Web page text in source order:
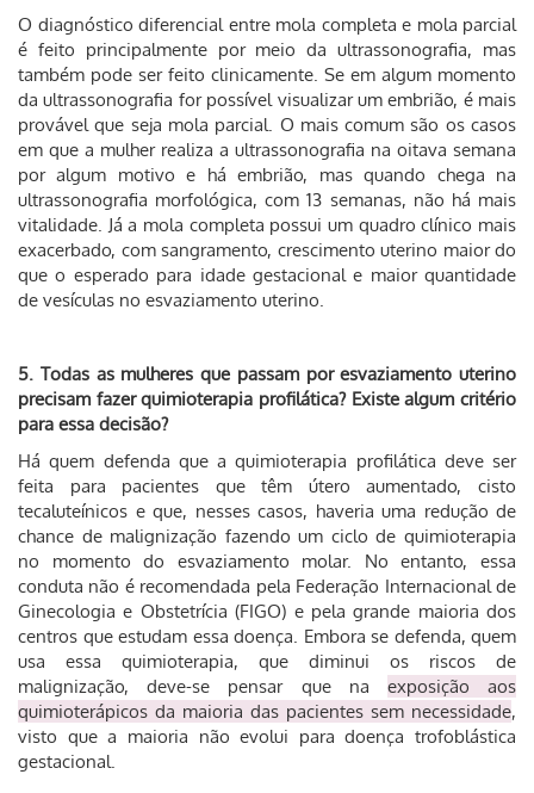
O diagnóstico diferencial entre mola completa e mola parcial
é feito principalmente por meio da ultrassonografia, mas
também pode ser feito clinicamente. Se em algum momento
da ultrassonografia for possível visualizar um embrião, é mais
provável que seja mola parcial. O mais comum são os casos
em que a mulher realiza a ultrassonografia na oitava semana
por algum motivo e há embrião, mas quando chega na
ultrassonografia morfológica, com 13 semanas, não há mais
vitalidade. Já a mola completa possui um quadro clínico mais
exacerbado, com sangramento, crescimento uterino maior do
que o esperado para idade gestacional e maior quantidade
de vesículas no esvaziamento uterino.
5. Todas as mulheres que passam por esvaziamento uterino
precisam fazer quimioterapia profilática? Existe algum critério
para essa decisão?
Há quem defenda que a quimioterapia profilática deve ser
feita para pacientes que têm útero aumentado, cisto
tecaluteínicos e que, nesses casos, haveria uma redução de
chance de malignização fazendo um ciclo de quimioterapia
no momento do esvaziamento molar. No entanto, essa
conduta não é recomendada pela Federação Internacional de
Ginecologia e Obstetrícia (FIGO) e pela grande maioria dos
centros que estudam essa doença. Embora se defenda, quem
usa essa quimioterapia, que diminui os riscos de
malignização, deve-se pensar que na exposição aos
quimioterápicos da maioria das pacientes sem necessidade,
visto que a maioria não evolui para doença trofoblástica
gestacional.